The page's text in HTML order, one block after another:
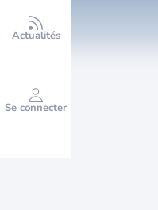
Actualités
Se connecter